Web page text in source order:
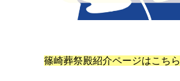
篠崎葬祭殿紹介ページはこちら